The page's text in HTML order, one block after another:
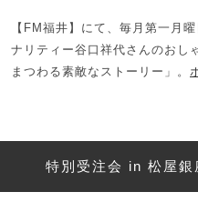
【FM福井】にて、毎月第一月
ナリティー谷口祥代さんのおし
まつわる素敵なストーリー」。
特別受注会 in 松屋銀